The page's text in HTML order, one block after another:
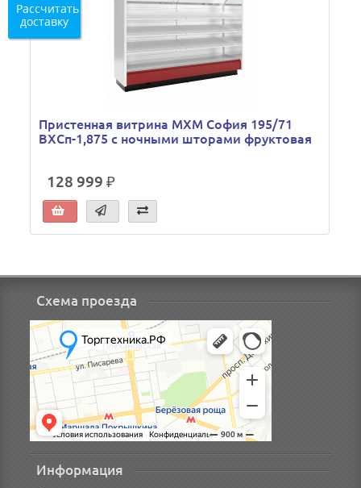
Пристенная витрина МХМ София 195/71
ВХСп-1,875 с ночными шторами фруктовая
128 999 ₽
Схема проезда
Информация
Рассчитать
доставку